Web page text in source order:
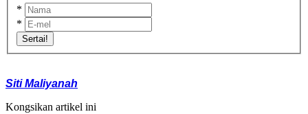
*
*
Sertai!
Siti Maliyanah
Kongsikan artikel ini